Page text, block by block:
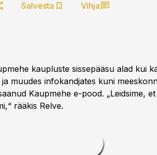
Salvesta Vihja
kaupluste sissepääsu alad kui
ja muudes infokandjates kuni
Kaupmehe e-pood. „Leidsime,
rääkis Relve.